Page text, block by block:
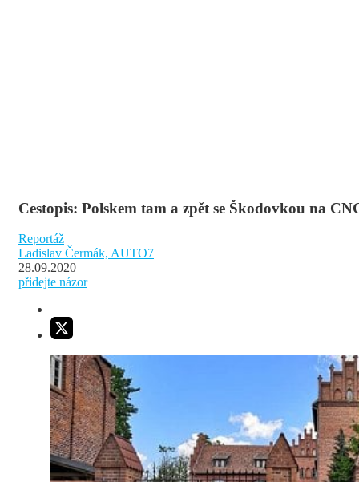
Cestopis: Polskem tam a zpět se Škodovkou na
Reportáž
Ladislav Čermák, AUTO7
28.09.2020
přidejte názor